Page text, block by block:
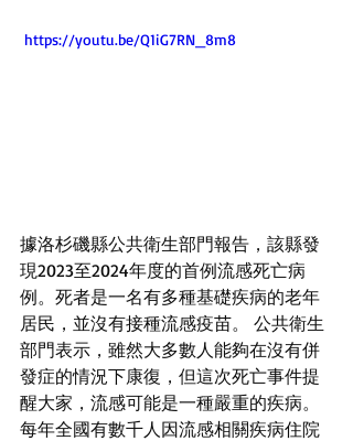
https://youtu.be/Q1iG7RN_8m8
據洛杉磯縣公共衛生部門報告，該縣發
現2023至2024年度的首例流感死亡病
例。死者是一名有多種基礎疾病的老年
居民，並沒有接種流感疫苗。 公共衛生
部門表示，雖然大多數人能夠在沒有併
發症的情況下康復，但這次死亡事件提
醒大家，流感可能是一種嚴重的疾病。
每年全國有數千人因流感相關疾病住院